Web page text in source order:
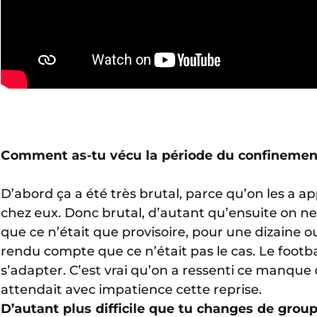
Comment as-tu vécu la période du
D’abord ça a été très brutal, parce qu’on les a
chez eux. Donc brutal, d’autant qu’ensuite on
que ce n’était que provisoire, pour une dizaine
rendu compte que ce n’était pas le cas. Le
s’adapter. C’est vrai qu’on a ressenti ce
attendait avec impatience cette reprise.
D’autant plus difficile que tu changes de